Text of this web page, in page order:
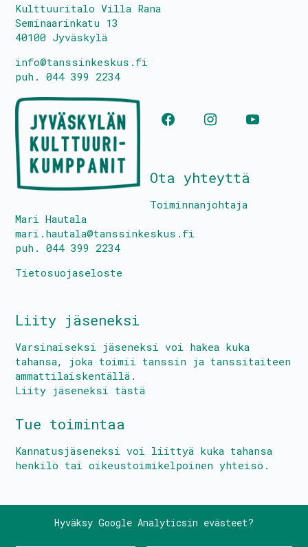
Yhteystiedot
Kestävyyssuunitelma
Tanssin Aika – festivaali
Kulttuuritalo Villa Rana
arvo- ja yhdenvertaisuussuunnitelma
Kulttuuritalo Villa Rana
Seminaarinkatu 13
40100 Jyväskylä
info@tanssinkeskus.fi
puh. 044 399 2234
Ota yhteyttä
Toiminnanjohtaja
Mari Hautala
mari.hautala@tanssinkeskus.fi
puh. 044 399 2234
Tietosuojaseloste
Liity jäseneksi
Varsinaiseksi jäseneksi voi hakea kuka
tahansa, joka toimii tanssin ja tanssitaiteen
ammattilaiskentällä.
Liity jäseneksi tästä
Tue toimintaa
Kannatusjäseneksi voi liittyä kuka tahansa
henkilö tai oikeustoimikelpoinen yhteisö.
Hyväksy Google Analyticsin evästeet?